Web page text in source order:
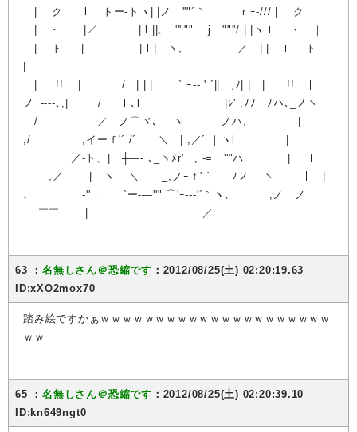
| ク l トー-トヽ| |ノ ''"´｀ ｒｰ-/// | ク ｜
| ･ |／ | l ||､ ''""" j ""''/ | |ヽｌ ・ ｜
| ト | | l | ヽ, ― ／ | | ｌ ト
| !! | / | | | ` ｰ-‐ ' ´|| ,ﾉ| | | !! ｜
ノｰ‐---､,| / │ｌ､l |ﾚ' ,ﾉﾉ ﾉハ､_ノヽ
/ ／ ノ⌒ヾ､ ヽ ノハ, |
,/ ,イーｆ'´ /´ ＼ | ,／´ ｜ヽl |
／-ト、| ┼―- ､_ヽﾒr' , -=ｌ''"ハ | ｌ
,／ | ヽ ＼ _,ノｰｆ' ´ ﾉノ ヽ ｜ |
､_ _ ‐''ｌ `ー‐―''" ⌒'ｰ--‐'´｀ヽ､_ _,ノ ノ
￣￣ | ／
63 ：名無しさん＠恐縮です ：2012/08/25(土) 02:20:19.63
ID:xXO2mox70
踏み絵ですかぁｗｗｗｗｗｗｗｗｗｗｗｗｗｗｗｗｗｗｗｗｗ
ｗｗ
65 ：名無しさん＠恐縮です ：2012/08/25(土) 02:20:39.10
ID:kn649ngt0